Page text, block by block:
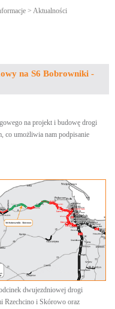
> Aktualności
na S6 Bobrowniki -
na projekt i budowę drogi
co umożliwia nam podpisanie
dwujezdniowej drogi
Rzechcino i Skórowo oraz